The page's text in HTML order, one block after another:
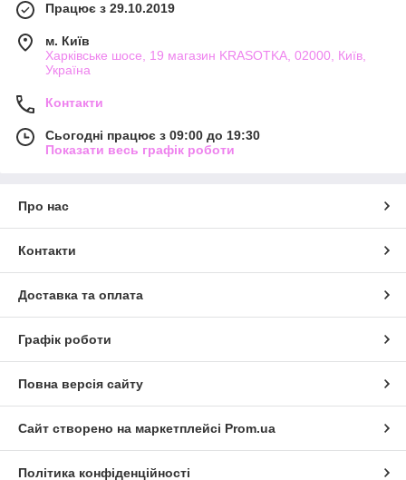
Працює з 29.10.2019
м. Київ
Харківське шосе, 19 магазин KRASOTKA, 02000, Київ,
Україна
Контакти
Сьогодні працює з 09:00 до 19:30
Показати весь графік роботи
Про нас
Контакти
Доставка та оплата
Графік роботи
Повна версія сайту
Сайт створено на маркетплейсі Prom.ua
Політика конфіденційності